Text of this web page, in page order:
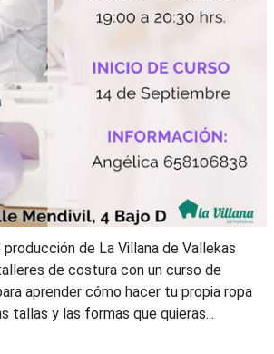
de La Villana de Vallekas
de costura con un curso de
aprender cómo hacer tu propia ropa
tallas y las formas que quieras...